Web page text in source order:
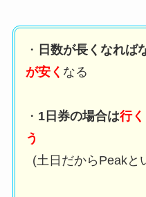
・ 日数が長くなれば
が安く なる
・ 1日券の場合は行
う
(土日だからPeakと